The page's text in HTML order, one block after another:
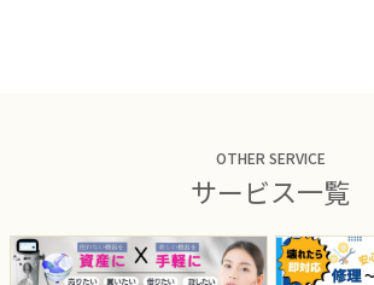
OTHER SERVICE
サービス一覧